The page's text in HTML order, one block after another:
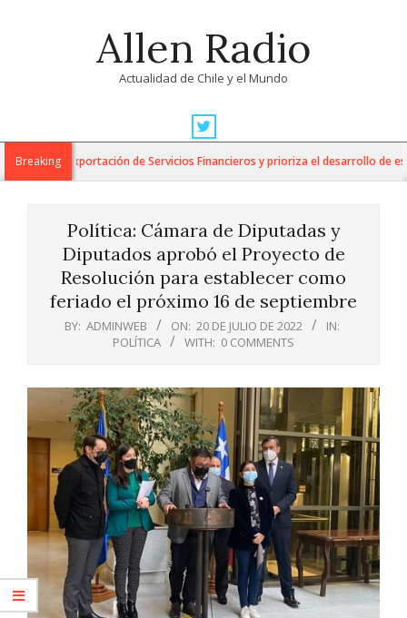
Allen Radio
Actualidad de Chile y el Mundo
Navigation
MenuBreaking
para la Exportación de Servicios Financieros y prioriza el desarrollo de esta
Política: Cámara de Diputadas y
Diputados aprobó el Proyecto de
Resolución para establecer como
feriado el próximo 16 de septiembre
BY: ADMINWEB ON: 20 DE JULIO DE 2022
IN:
POLÍTICA
WITH: 0 COMMENTS